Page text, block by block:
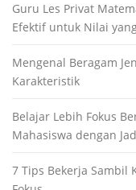
Guru Les Privat
Efektif untuk Nilai
Mengenal Beragam
Karakteristik
Belajar Lebih Fokus
Mahasiswa dengan
7 Tips Bekerja Sambil